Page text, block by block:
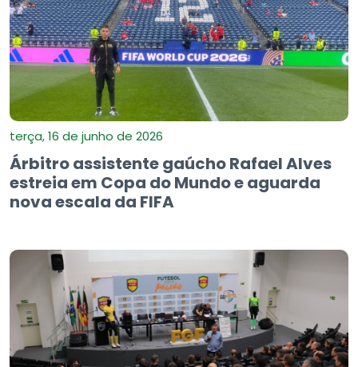
terça, 16 de junho de 2026
Árbitro assistente gaúcho Rafael Alves
estreia em Copa do Mundo e aguarda
nova escala da FIFA